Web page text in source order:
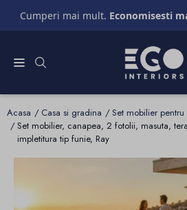
Cumperi mai mult. Economisesti
Acasa Casa si gradina
Set mobilier
Set mobilier, canapea, 2 fotolii, masuta,
impletitura tip funie, Ray